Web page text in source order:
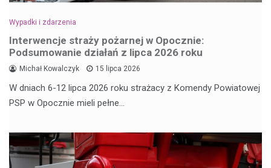
Wypadki i zdarzenia
Interwencje straży pożarnej w Opocznie:
Podsumowanie działań z lipca 2026 roku
Michał Kowalczyk 15 lipca 2026
W dniach 6-12 lipca 2026 roku strażacy z Komendy Powiatowej
PSP w Opocznie mieli pełne…